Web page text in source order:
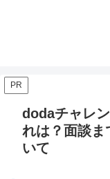
PR
dodaチャレ
れは？面談ま
いて